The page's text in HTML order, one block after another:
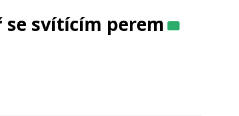
se svítícím perem